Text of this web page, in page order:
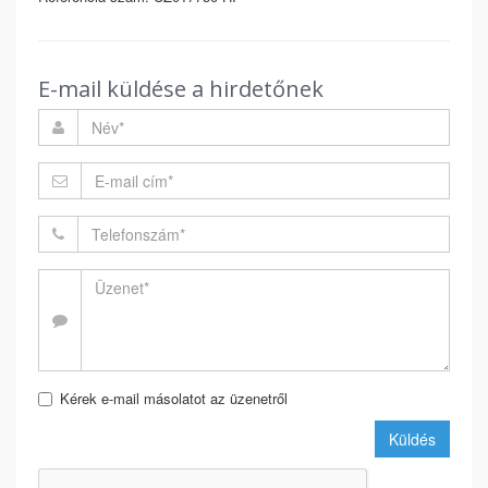
E-mail küldése a hirdetőnek
Kérek e-mail másolatot az üzenetről
Küldés